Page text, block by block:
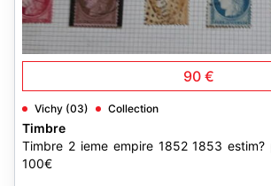
90 €
Vichy (03) Collection
Timbre
Timbre 2 ieme empire 1852 1853
100€